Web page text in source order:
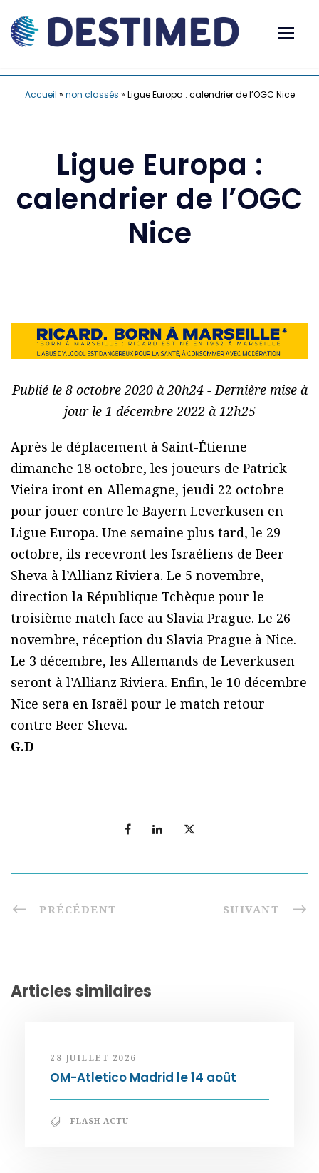
Accueil » non classés » Ligue Europa : calendrier de l’OGC Nice
Ligue Europa :
calendrier de l’OGC
Nice
Publié le 8 octobre 2020 à 20h24 - Dernière mise à
jour le 1 décembre 2022 à 12h25
Après le déplacement à Saint-Étienne
dimanche 18 octobre, les joueurs de Patrick
Vieira iront en Allemagne, jeudi 22 octobre
pour jouer contre le Bayern Leverkusen en
Ligue Europa. Une semaine plus tard, le 29
octobre, ils recevront les Israéliens de Beer
Sheva à l’Allianz Riviera. Le 5 novembre,
direction la République Tchèque pour le
troisième match face au Slavia Prague. Le 26
novembre, réception du Slavia Prague à Nice.
Le 3 décembre, les Allemands de Leverkusen
seront à l’Allianz Riviera. Enfin, le 10 décembre
Nice sera en Israël pour le match retour
contre Beer Sheva.
G.D
PRÉCÉDENT SUIVANT
Articles similaires
28 JUILLET 2026
OM-Atletico Madrid le 14 août
FLASH ACTU